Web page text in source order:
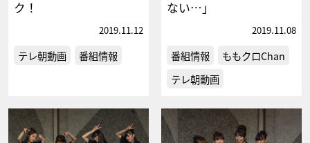
ク！
2019.11.12
テレ朝動画 番組情報
ない…」
2019.11.08
番組情報
ももクロChan
テレ朝動画